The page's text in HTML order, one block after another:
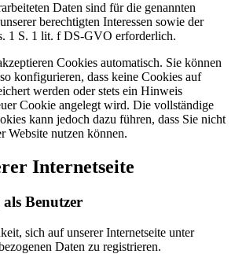
Daten sind für die genannten
berechtigten Interessen sowie der
1 S. 1 lit. f DS-GVO erforderlich.
Cookies automatisch. Sie können
konfigurieren, dass keine Cookies auf
werden oder stets ein Hinweis
Cookie angelegt wird. Die vollständige
kann jedoch dazu führen, dass Sie nicht
Website nutzen können.
Internetseite
Benutzer
sich auf unserer Internetseite unter
Daten zu registrieren.